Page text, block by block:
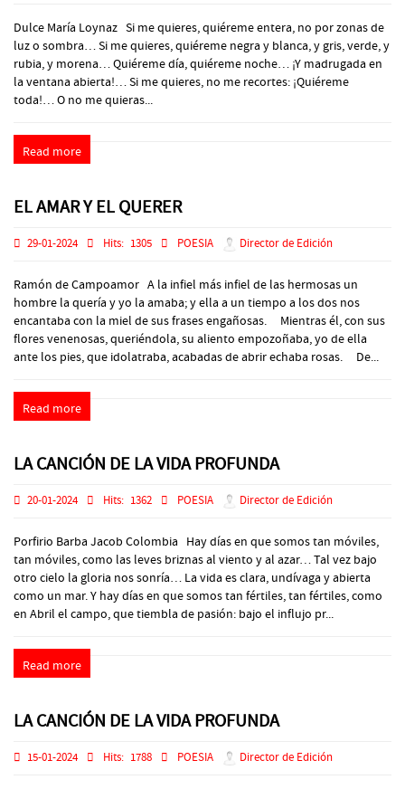
Dulce María Loynaz Si me quieres, quiéreme entera, no por zonas de
luz o sombra… Si me quieres, quiéreme negra y blanca, y gris, verde, y
rubia, y morena… Quiéreme día, quiéreme noche… ¡Y madrugada en
la ventana abierta!… Si me quieres, no me recortes: ¡Quiéreme
toda!… O no me quieras...
Read more
EL AMAR Y EL QUERER
29-01-2024 Hits: 1305 POESIA Director de Edición
Ramón de Campoamor A la infiel más infiel de las hermosas un
hombre la quería y yo la amaba; y ella a un tiempo a los dos nos
encantaba con la miel de sus frases engañosas. Mientras él, con sus
flores venenosas, queriéndola, su aliento empozoñaba, yo de ella
ante los pies, que idolatraba, acabadas de abrir echaba rosas. De...
Read more
LA CANCIÓN DE LA VIDA PROFUNDA
20-01-2024 Hits: 1362 POESIA Director de Edición
Porfirio Barba Jacob Colombia Hay días en que somos tan móviles,
tan móviles, como las leves briznas al viento y al azar… Tal vez bajo
otro cielo la gloria nos sonría… La vida es clara, undívaga y abierta
como un mar. Y hay días en que somos tan fértiles, tan fértiles, como
en Abril el campo, que tiembla de pasión: bajo el influjo pr...
Read more
LA CANCIÓN DE LA VIDA PROFUNDA
15-01-2024 Hits: 1788 POESIA Director de Edición